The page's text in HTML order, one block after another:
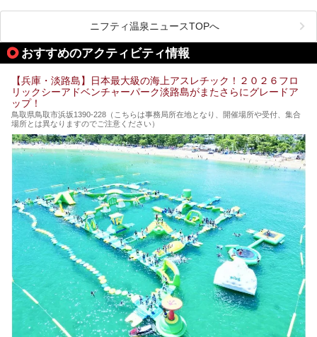
有名な「金泉」と「銀泉」に加え、人工のの炭酸泉まで楽し
める、ある意味「最強」ともいえる施設です。
今回は自慢のお湯をメインにその魅力の数々を紹介します！
ニフティ温泉ニュースTOPへ
おすすめのアクティビティ情報
【兵庫・淡路島】日本最大級の海上アスレチック！２０２６フロ
リックシーアドベンチャーパーク淡路島がまたさらにグレードア
ップ！
鳥取県鳥取市浜坂1390‐228（こちらは事務局所在地となり、開催場所や受付、集合
場所とは異なりますのでご注意ください）